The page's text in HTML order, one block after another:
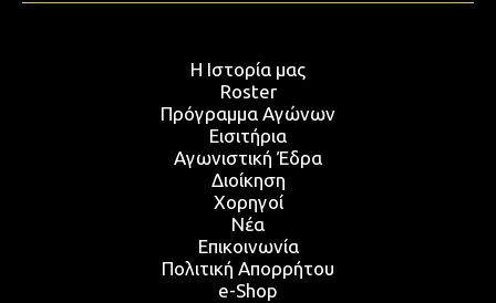
Η Ιστορία μας
Roster
Πρόγραμμα Αγώνων
Εισιτήρια
Αγωνιστική Έδρα
Διοίκηση
Χορηγοί
Νέα
Επικοινωνία
Πολιτική Απορρήτου
e-Shop